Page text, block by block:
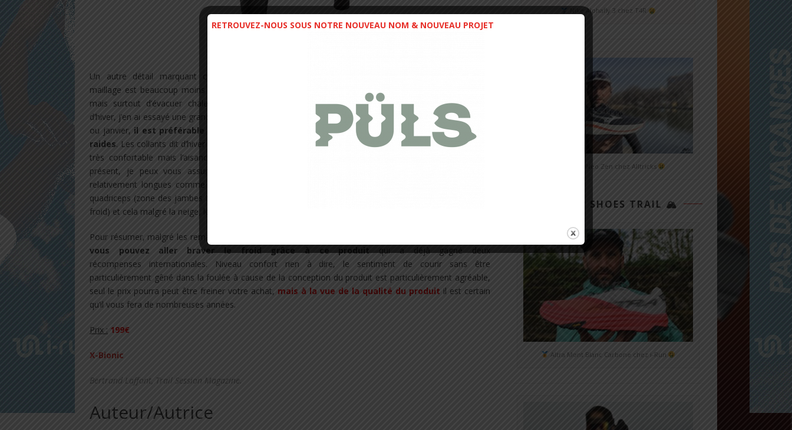
Un autre détail marquant concerne l’arrière des genoux (appelé
maillage est beaucoup moins serré que sur le reste du collant, ce qui permet d’être déjà plus à l’aise
mais surtout d’évacuer chaleur et transpiration d’une manière relativement efficace. Des collants
d’hiver, j’en ai essayé une grande quantité car aimant m’entrainer très tôt le matin, au mois de décembre
ou janvier, il est préférable de bien se couvrir pour éviter d’avoir les muscles complètement
raides. Les collants dit d’hiver sont souvent doublés de polaire à l’intérieur, ce qui les rend certainement
très confortable mais l’aisance des mouvements n’est pas forcément au rendez-vous…dans le cas
présent, je peux vous assurez pour l’avoir testé pendant plus de 2 mois, et sur des courses
relativement longues comme la
quadriceps (zone des jambes touchée en premier à cause de la combinaison vent + allure de course +
froid) et cela malgré la neige, le froid, le vent et même la pluie, le tout combiné !
Pour résumer, malgré les remarques de votre femme sur le look que vous vous traînez avec ce collant,
vous pouvez aller braver le froid grâce à ce produitqui a déjà gagné deux
récompenses internationales. Niveau confort rien à dire, le sentiment de courir sans être
particulièrement gêné dans la foulée à cause de la conception du produit est particulièrement agréable,
seul le prix pourra peut être freiner votre achat, mais à la vue de la qualité du produit il est certain
qu’il vous fera de nombreuses années.
Prix : 199€
X-Bionic
Bertrand Laffont, Trail Session Magazine.
Auteur/Autrice
Nike Alphafly 3 chez T4R
Mizuno Neo Zen chez Alltricks
TOP 3 SHOES TRAIL 🏔
Altra Mont Blanc Carbone chez i-Run
RETROUVEZ-NOUS SOUS NOTRE NOUVEAU NOM & NOUVEAU PROJET